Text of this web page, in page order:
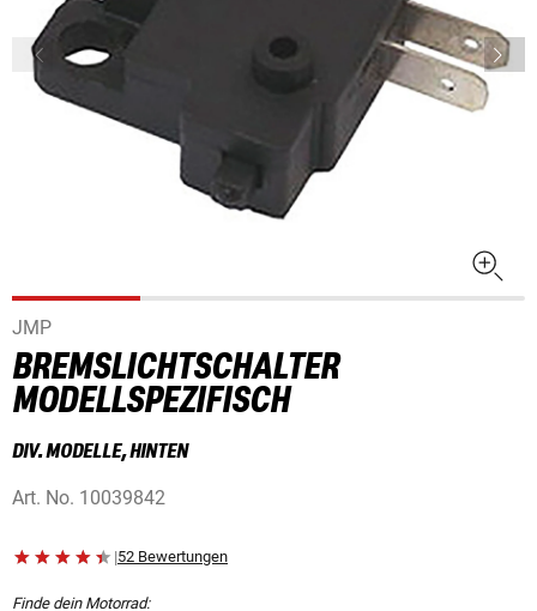
JMP
BREMSLICHTSCHALTER
MODELLSPEZIFISCH
DIV. MODELLE, HINTEN
Art. No. 10039842
|52 Bewertungen
Finde dein Motorrad: